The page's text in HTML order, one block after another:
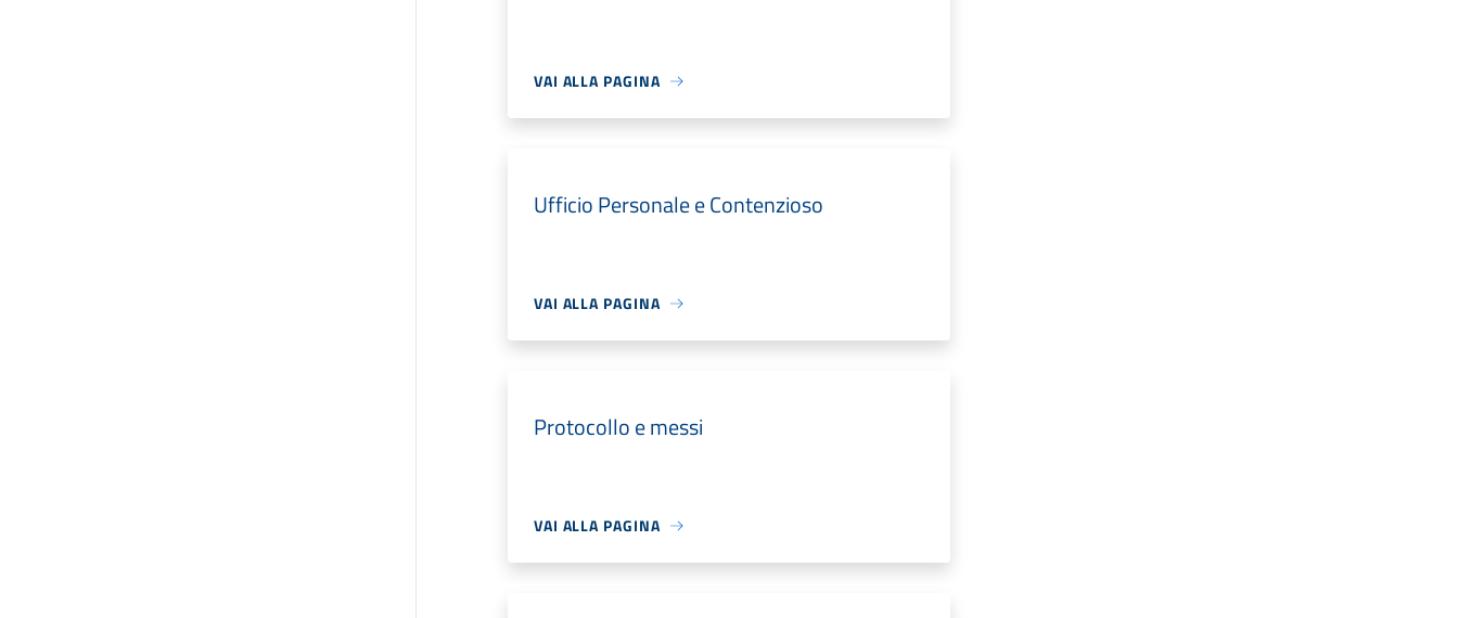
VAI ALLA PAGINA
Ufficio Personale e Contenzioso
VAI ALLA PAGINA
Protocollo e messi
VAI ALLA PAGINA